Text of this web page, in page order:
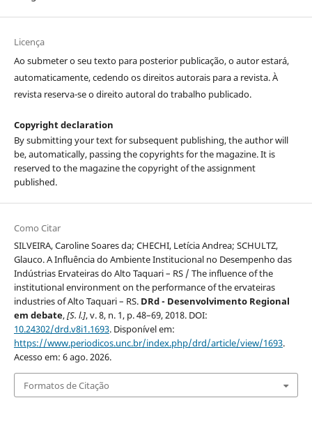
Licença
Ao submeter o seu texto para posterior publicação, o autor estará,
automaticamente, cedendo os direitos autorais para a revista. À
revista reserva-se o direito autoral do trabalho publicado.
Copyright declaration
By submitting your text for subsequent publishing, the author will
be, automatically, passing the copyrights for the magazine. It is
reserved to the magazine the copyright of the assignment
published.
Como Citar
SILVEIRA, Caroline Soares da; CHECHI, Letícia Andrea; SCHULTZ,
Glauco. A Influência do Ambiente Institucional no Desempenho das
Indústrias Ervateiras do Alto Taquari – RS / The influence of the
institutional environment on the performance of the ervateiras
industries of Alto Taquari – RS. DRd - Desenvolvimento Regional
em debate,[S. l.], v. 8, n. 1, p. 48–69, 2018. DOI:
10.24302/drd.v8i1.1693. Disponível em:
https://www.periodicos.unc.br/index.php/drd/article/view/1693.
Acesso em: 6 ago. 2026.
Formatos de Citação